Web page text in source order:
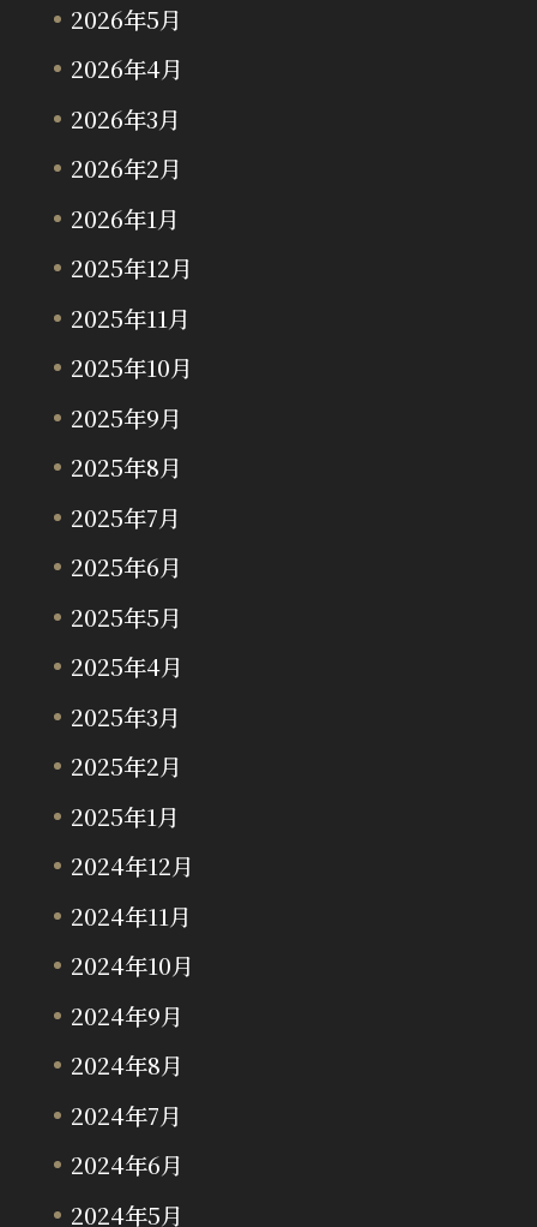
2026年5月
2026年4月
2026年3月
2026年2月
2026年1月
2025年12月
2025年11月
2025年10月
2025年9月
2025年8月
2025年7月
2025年6月
2025年5月
2025年4月
2025年3月
2025年2月
2025年1月
2024年12月
2024年11月
2024年10月
2024年9月
2024年8月
2024年7月
2024年6月
2024年5月